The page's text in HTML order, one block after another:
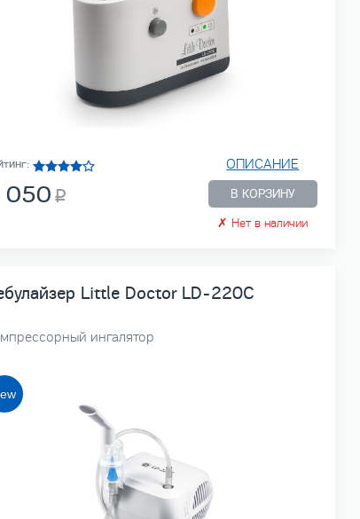
ОПИСАНИЕ
В КОРЗИНУ
✗ Нет в наличии
050
Little Doctor LD-220C
ингалятор